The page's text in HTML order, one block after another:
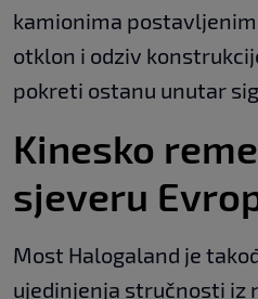
kamionima
otklon i odziv
pokreti ostanu unutar
Kinesko
sjeveru
Most Halogaland je
ujedinjenja stručnosti iz